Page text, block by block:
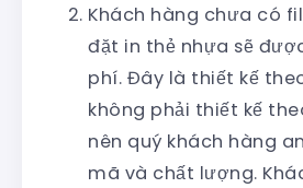
Khách hàng chưa có
đặt in thẻ nhựa sẽ
phí. Đây là thiết kế
không phải thiết kế
nên quý khách hàng
mã và chất lượng.